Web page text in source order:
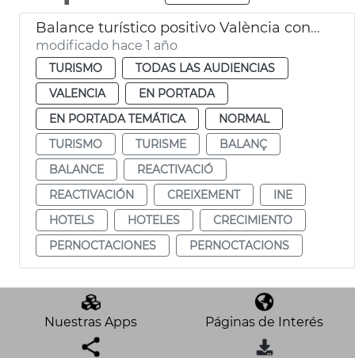
Balance turístico positivo València con un 10 % más de pernoctaciones en 2024
modificado hace 1 año
TURISMO
TODAS LAS AUDIENCIAS
VALENCIA
EN PORTADA
EN PORTADA TEMÁTICA
NORMAL
TURISMO
TURISME
BALANÇ
BALANCE
REACTIVACIÓ
REACTIVACIÓN
CREIXEMENT
INE
HOTELS
HOTELES
CRECIMIENTO
PERNOCTACIONES
PERNOCTACIONS
Nuestras Apps Páginas de Interés